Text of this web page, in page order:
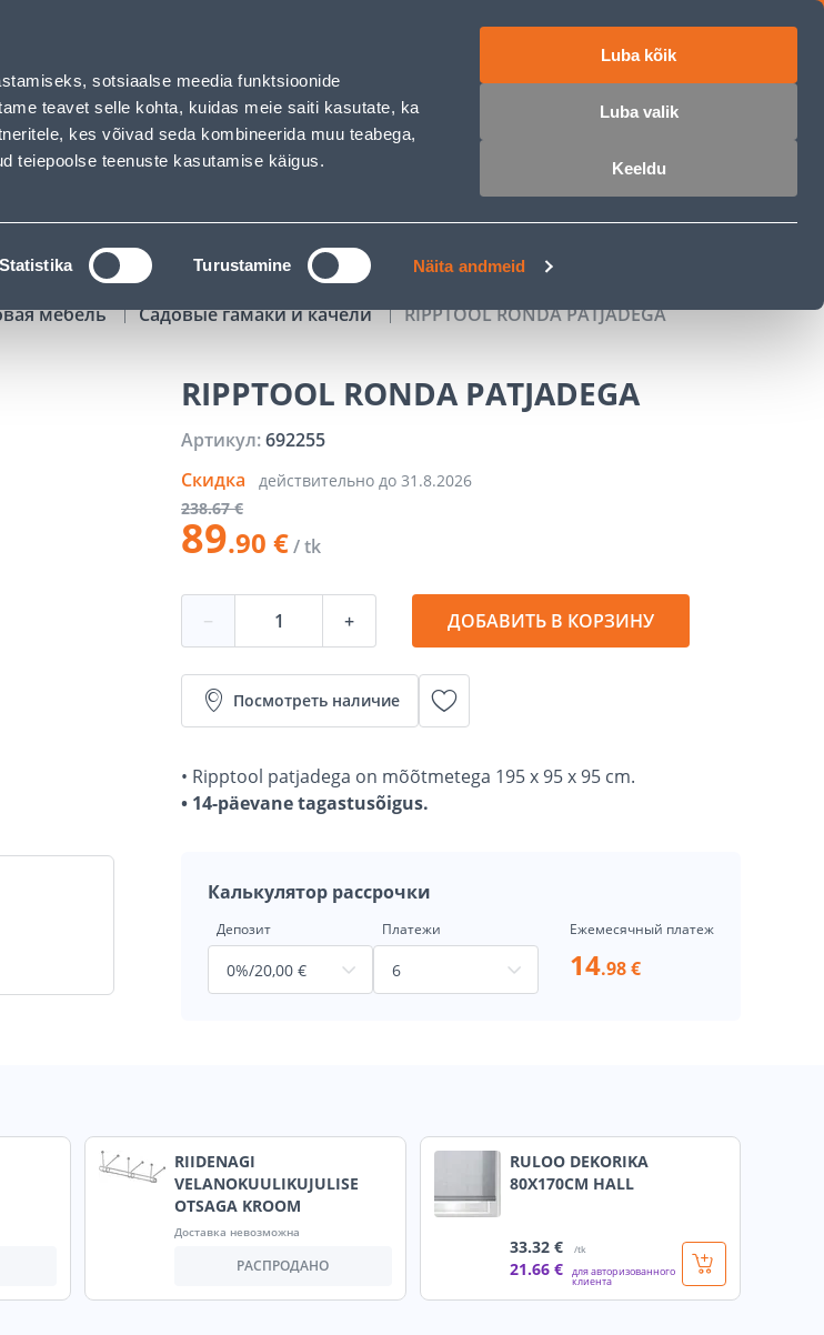
sotsiaalse meedia funktsioonide
teavet selle kohta, kuidas meie saiti kasutate, ka
kes võivad seda kombineerida muu teabega,
teiepoolse teenuste kasutamise käigus.
Statistika Turustamine Näita andmeid
Luba kõik
Luba valik
Keeldu
клиентов Услуги Предложения о работе
ПОИСК
ИНСТРУМЕНТОВ РАССРОЧКА
мебель Садовые гамаки и качели RIPPTOOL RONDA PATJADEGA
RIPPTOOL RONDA PATJADEGA
Артикул:692255
Скидка
действительно до 31.8.2026
238.67 €
89.90 €/ tk
− + ДОБАВИТЬ В КОРЗИНУ
Посмотреть наличие
• Ripptool patjadega on mõõtmetega 195 x 95 x 95 cm.
• 14-päevane tagastusõigus.
Калькулятор рассрочки
Депозит Платежи Ежемесячный платеж
14.98 €
RIIDENAGI
VELANOKUULIKUJULISE
OTSAGA KROOM
Доставка невозможна
РАСПРОДАНО
RULOO DEKORIKA
80X170CM HALL
33.32 € /tk
21.66 € для авторизованного
клиента